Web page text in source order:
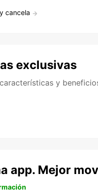
cancela
exclusivas
y
app. Mejor